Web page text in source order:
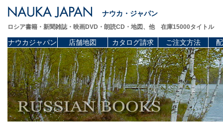
ナウカ・ジャパン
ロシア書籍・新聞雑誌・映画DVD・朗読CD・地図、他 在庫15000タイトル
ナウカジャパン 店舗地図 カタログ請求 ご注文方法